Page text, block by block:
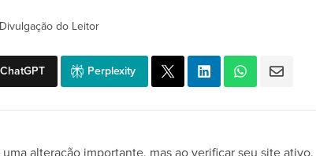
Divulgação do Leitor
ChatGPT Perplexity